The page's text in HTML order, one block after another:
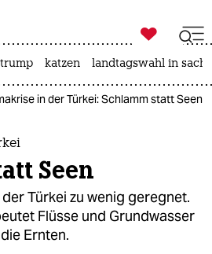
zahl ich
ich

taz zahl ich
trump katzen landtagswahl in
in der Türkei: Schlamm statt Seen
Seen
Türkei zu wenig geregnet.
Flüsse und Grundwasser
Ernten.